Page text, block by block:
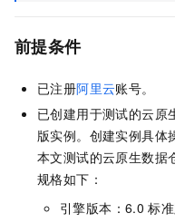
前提条件
已注册阿里云账号。
已创建用于测试的云原
版实例。创建实例具体
本文测试的云原生数据
规格如下：
引擎版本：6.0 标